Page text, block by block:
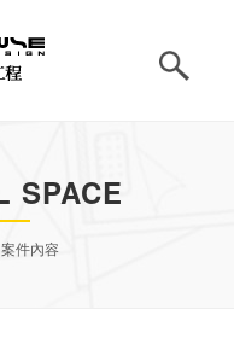
SPACE
案件內容